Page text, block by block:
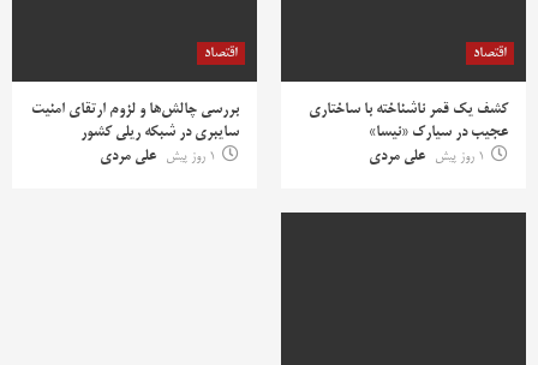
اقتصاد
کشف یک قمر ناشناخته با ساختاری
عجیب در سیارک «نیسا»
1 روز پیش
علی مردی
اقتصاد
بررسی چالش‌ها و لزوم ارتقای امنیت
سایبری در شبکه ریلی کشور
1 روز پیش
علی مردی